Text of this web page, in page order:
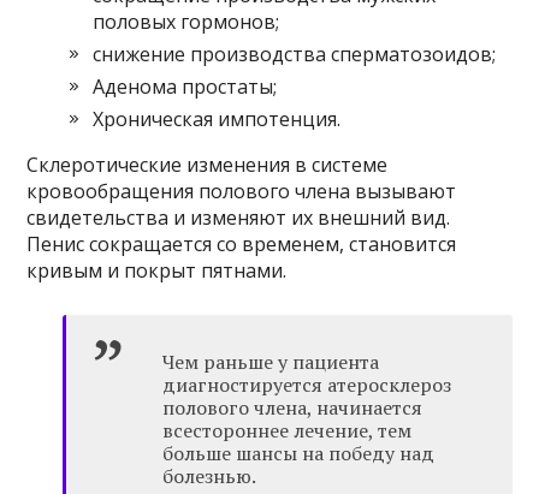
половых гормонов;
снижение производства сперматозоидов;
Аденома простаты;
Хроническая импотенция.
Склеротические изменения в системе
кровообращения полового члена вызывают
свидетельства и изменяют их внешний вид.
Пенис сокращается со временем, становится
кривым и покрыт пятнами.
Чем раньше у пациента
диагностируется атеросклероз
полового члена, начинается
всестороннее лечение, тем
больше шансы на победу над
болезнью.